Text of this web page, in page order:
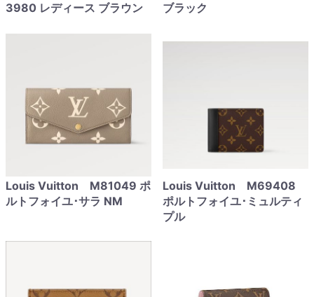
3980 レディース ブラウン
ブラック
Louis Vuitton M81049 ポ
ルトフォイユ･サラ NM
Louis Vuitton M69408
ポルトフォイユ･ミュルティ
プル